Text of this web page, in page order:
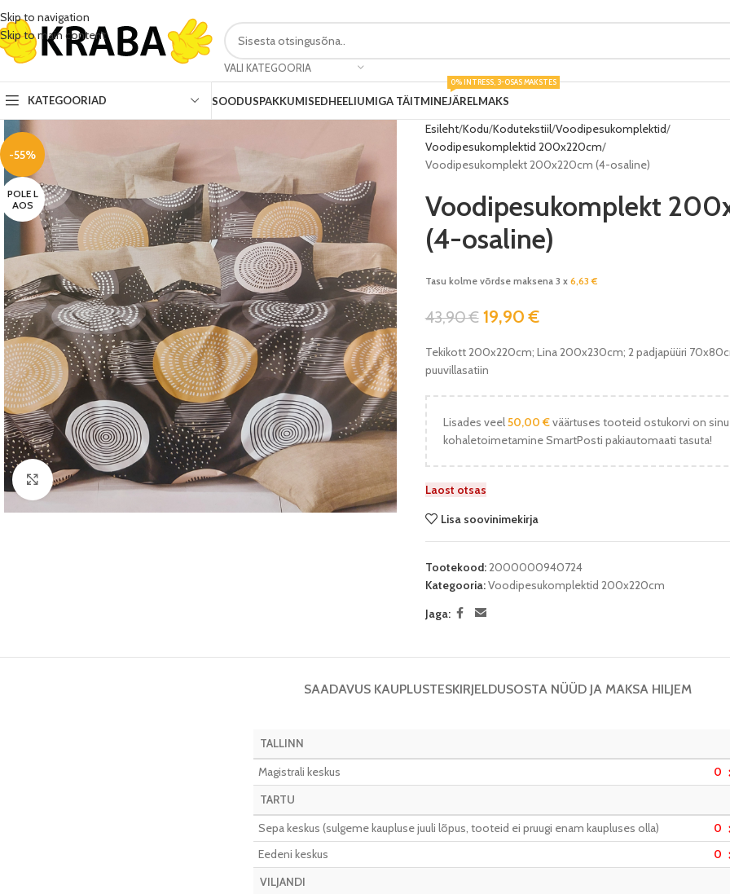
Skip to navigation
Skip to main content
VALI KATEGOORIA
KATEGOORIAD SOODUSPAKKUMISEDHEELIUMIGA TÄITMINEJÄRELMAKS
0% INTRESS, 3-OSAS MAKSTES
-55%
POLE L
AOS
Vaata pilti
Esileht Kodu Kodutekstiil Voodipesukomplektid
Voodipesukomplektid 200x220cm
Voodipesukomplekt 200x220cm (4-osaline)
Voodipesukomplekt
(4-osaline)
Tasu kolme võrdse maksena 3 x 6,63€
43,90€ 19,90€
Tekikott 200x220cm; Lina 200x230cm; 2 padjapüüri
puuvillasatiin
Lisades veel50,00 €väärtuses tooteid ostukorvi on
kohaletoimetamine SmartPosti pakiautomaati tasuta!
Laost otsas
Lisa soovinimekirja
Tootekood:2000000940724
Kategooria:Voodipesukomplektid 200x220cm
Jaga:
SAADAVUS KAUPLUSTESKIRJELDUSOSTA NÜÜD JA MAKSA HILJEM
TALLINN
Magistrali keskus
0
TARTU
Sepa keskus (sulgeme kaupluse juuli lõpus, tooteid ei pruugi enam kaupluses olla)
0
Eedeni keskus 0
VILJANDI